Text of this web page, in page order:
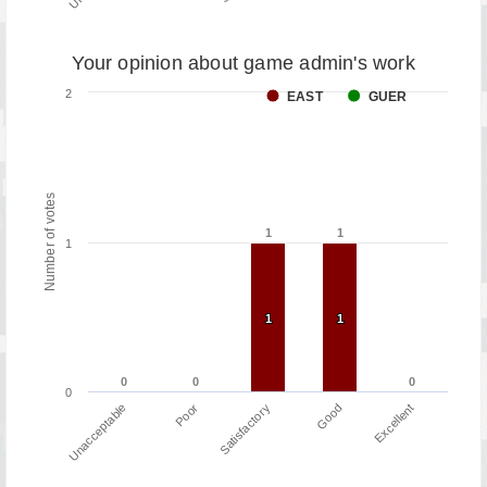
Number of votes
Your opinion about game admin's work
0
0 0
0
1
1 1
1
0
0
1
1 1
1
EAST GUER
Unacceptable Poor Satisfactory Good Excellent
0
1
2